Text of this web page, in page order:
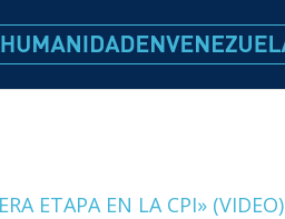
ETAPA EN LA CPI» (VIDEO)